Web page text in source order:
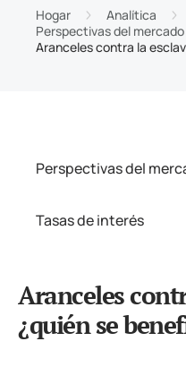
Herramientas
Hogar
Analítica
Perspectivas del mercado
Aranceles contra la
Perspectivas del
Tasas de interés
Aranceles
¿quién se